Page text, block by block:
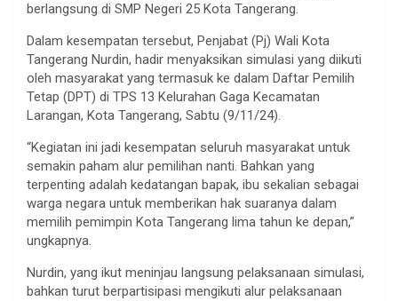
berlangsung di SMP Negeri 25 Kota Tangerang.
Dalam kesempatan tersebut, Penjabat (Pj) Wali Kota
Tangerang Nurdin, hadir menyaksikan simulasi yang diikuti
oleh masyarakat yang termasuk ke dalam Daftar Pemilih
Tetap (DPT) di TPS 13 Kelurahan Gaga Kecamatan
Larangan, Kota Tangerang, Sabtu (9/11/24).
“Kegiatan ini jadi kesempatan seluruh masyarakat untuk
semakin paham alur pemilihan nanti. Bahkan yang
terpenting adalah kedatangan bapak, ibu sekalian sebagai
warga negara untuk memberikan hak suaranya dalam
memilih pemimpin Kota Tangerang lima tahun ke depan,”
ungkapnya.
Nurdin, yang ikut meninjau langsung pelaksanaan simulasi,
bahkan turut berpartisipasi mengikuti alur pelaksanaan